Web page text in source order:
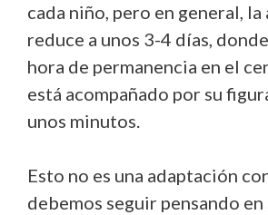
cada niño, pero en general,
reduce a unos 3-4 días,
hora de permanencia en el
está acompañado por su
unos minutos.
Esto no es una adaptación
debemos seguir pensando